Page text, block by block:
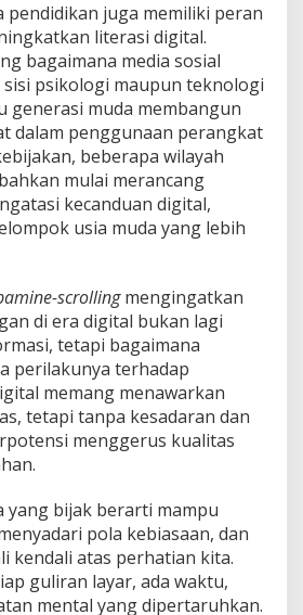
pendidikan juga memiliki peran
literasi digital.
bagaimana media sosial
psikologi maupun teknologi
muda membangun
dalam penggunaan perangkat
beberapa wilayah
mulai merancang
kecanduan digital,
usia muda yang lebih
scrollingmengingatkan
di era digital bukan lagi
tetapi bagaimana
perilakunya terhadap
memang menawarkan
tetapi tanpa kesadaran dan
menggerus kualitas
yang bijak berarti mampu
pola kebiasaan, dan
kendali atas perhatian kita.
guliran layar, ada waktu,
mental yang dipertaruhkan.